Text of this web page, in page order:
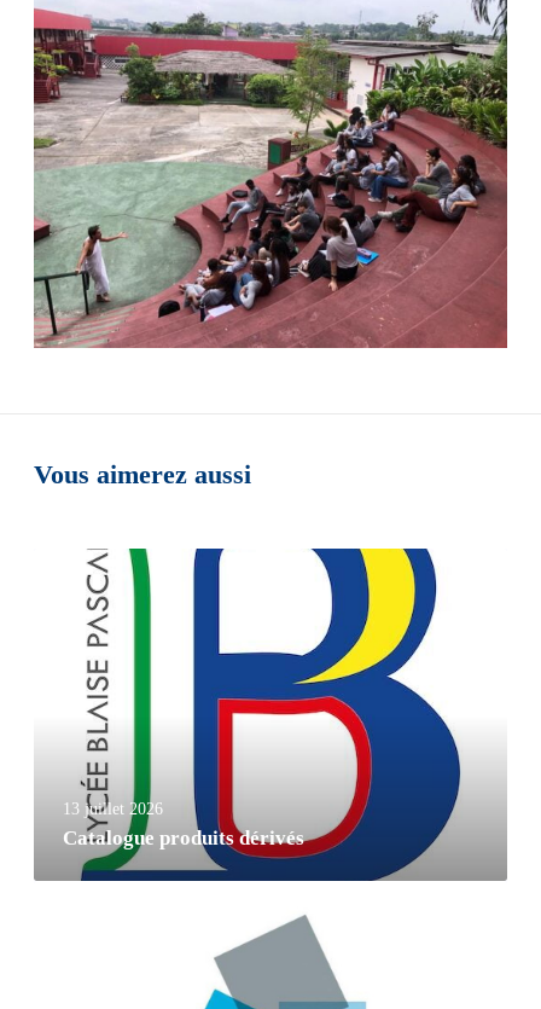
Vous aimerez aussi
13 juillet 2026
Catalogue produits dérivés